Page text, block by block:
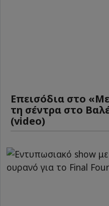
Επεισόδια στο
τη σέντρα στο
(video)